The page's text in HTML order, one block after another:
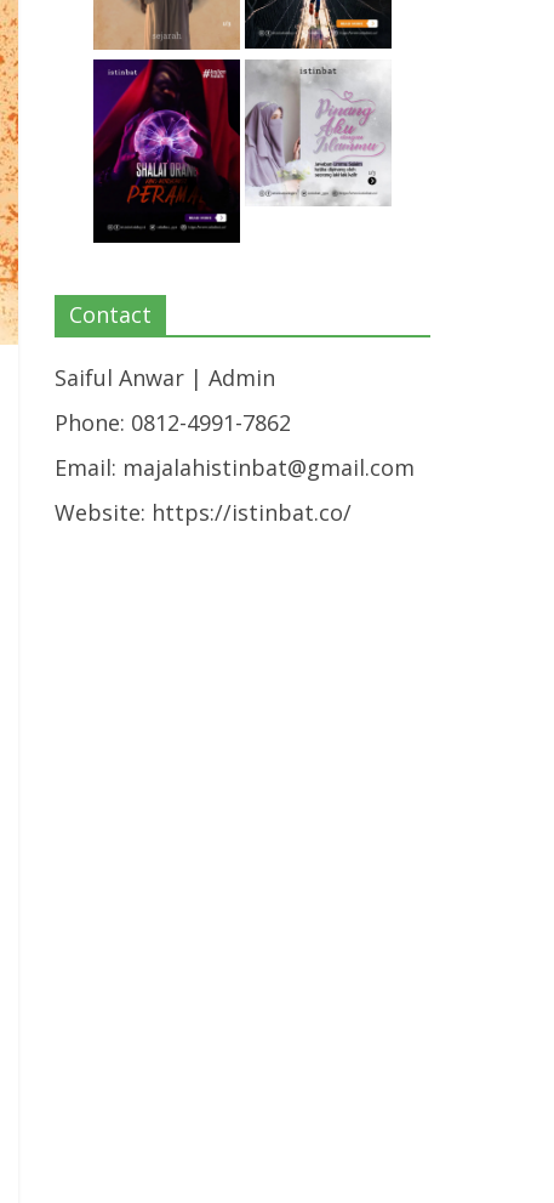
Contact
Saiful Anwar | Admin
Phone: 0812-4991-7862
Email: majalahistinbat@gmail.com
Website: https://istinbat.co/